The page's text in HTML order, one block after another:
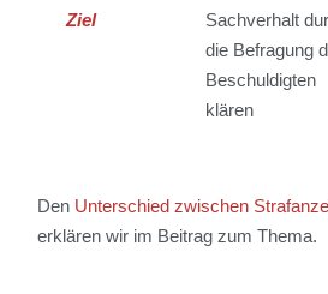
Ziel
Sachverhalt
die Befragung
Beschuldigten
klären
Den Unterschied zwischen
erklären wir im Beitrag zum Thema.